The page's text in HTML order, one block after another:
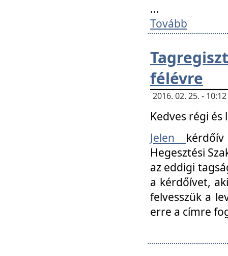
...
Tovább
félévre
2016. 02. 25. -
Kedves régi
Jelen
Hegesztési
az eddigi
a kérdőívet,
felvesszük a
erre a címre